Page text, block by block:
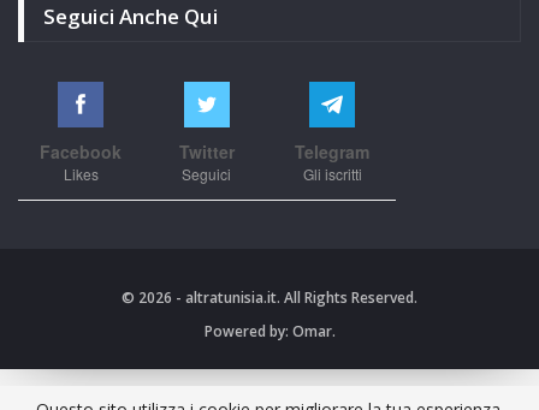
Seguici Anche Qui
Facebook
Likes
Twitter
Seguici
Telegram
Gli iscritti
© 2026 - altratunisia.it. All Rights Reserved.
Powered by: Omar.